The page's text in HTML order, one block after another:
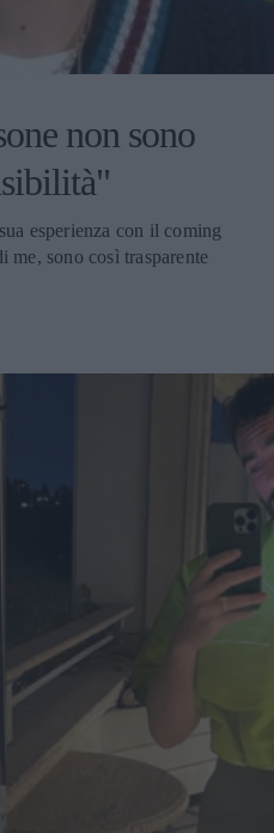
non sono
esperienza con il coming
me, sono così trasparente